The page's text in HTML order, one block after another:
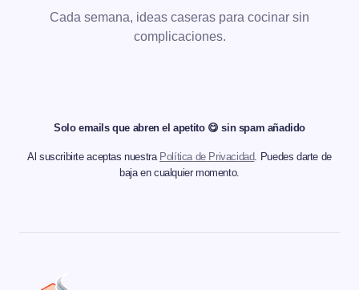
Cada semana, ideas caseras para cocinar sin
complicaciones.
Solo emails que abren el apetito 😋 sin spam añadido
Al suscribirte aceptas nuestra Política de Privacidad. Puedes darte de
baja en cualquier momento.